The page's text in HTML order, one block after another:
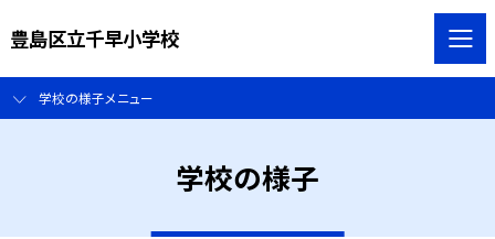
豊島区立千早小学校
学校の様子メニュー
学校の様子